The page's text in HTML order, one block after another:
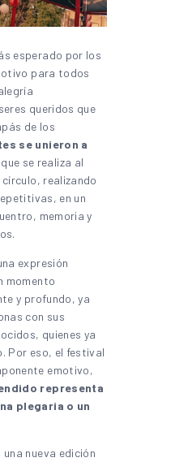
esperado por los
para todos
queridos que
de los
se unieron a
que se realiza al
realizando
en un
memoria y
expresión
momento
y profundo, ya
con sus
quienes ya
Por eso, el festival
emotivo,
representa
plegaria o un
nueva edición